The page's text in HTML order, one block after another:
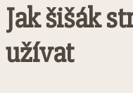
Jak šišák
užívat